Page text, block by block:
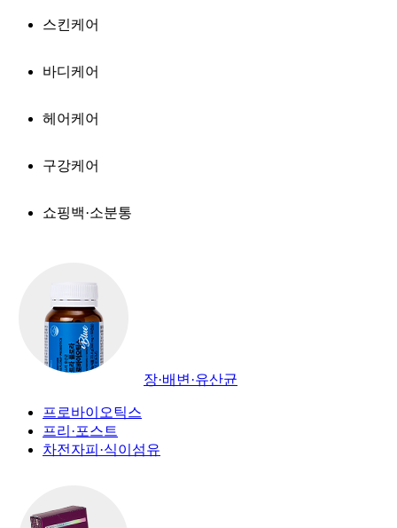
스킨케어
바디케어
헤어케어
구강케어
쇼핑백·소분통
장·배변·유산균
프로바이오틱스
프리·포스트
차전자피·식이섬유